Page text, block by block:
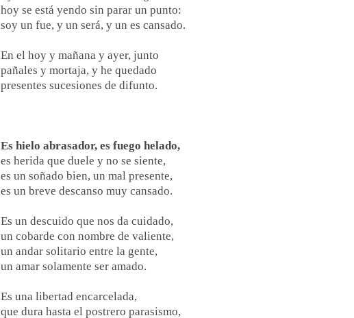
hoy se está yendo sin parar un punto:
soy un fue, y un será, y un es cansado.
En el hoy y mañana y ayer, junto
pañales y mortaja, y he quedado
presentes sucesiones de difunto.
Es hielo abrasador, es fuego helado,
es herida que duele y no se siente,
es un soñado bien, un mal presente,
es un breve descanso muy cansado.
Es un descuido que nos da cuidado,
un cobarde con nombre de valiente,
un andar solitario entre la gente,
un amar solamente ser amado.
Es una libertad encarcelada,
que dura hasta el postrero parasismo,